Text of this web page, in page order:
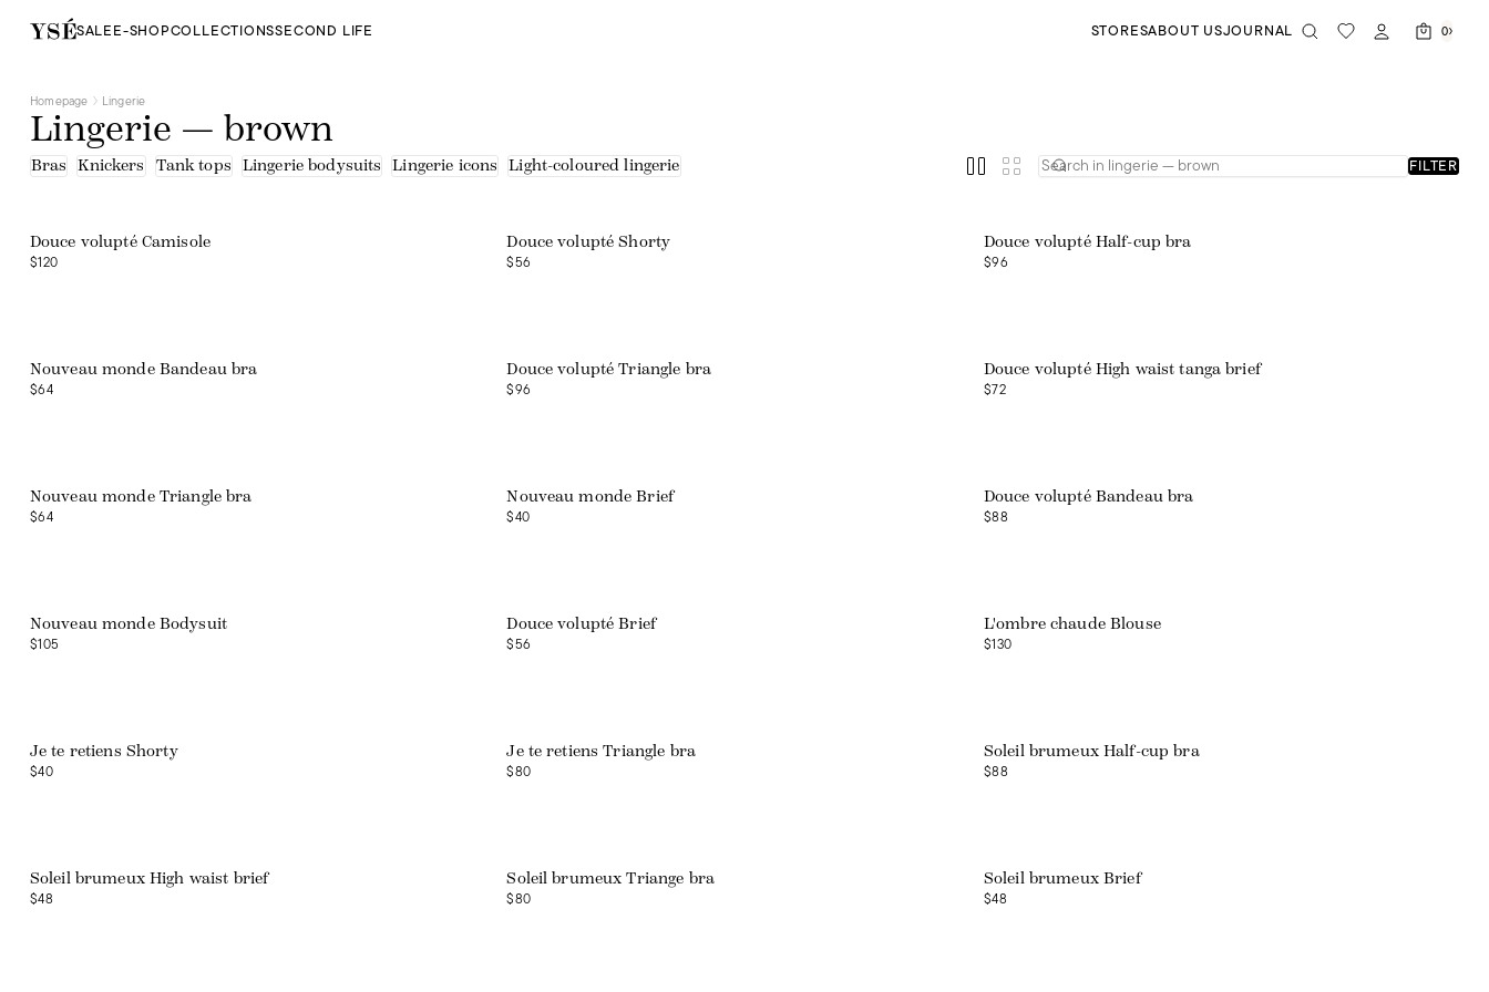
SALEE-SHOPCOLLECTIONSSECOND LIFE STORESABOUT USJOURNAL 0
Homepage Lingerie
Lingerie — brown
Bras Knickers Tank tops Lingerie bodysuits Lingerie icons Light-coloured lingerie FILTER
Douce volupté Camisole
$120
Douce volupté Shorty
$56
Douce volupté Half-cup bra
$96
Nouveau monde Bandeau bra
$64
Douce volupté Triangle bra
$96
Douce volupté High waist tanga brief
$72
Nouveau monde Triangle bra
$64
Nouveau monde Brief
$40
Douce volupté Bandeau bra
$88
Nouveau monde Bodysuit
$105
Douce volupté Brief
$56
L'ombre chaude Blouse
$130
Je te retiens Shorty
$40
Je te retiens Triangle bra
$80
Soleil brumeux Half-cup bra
$88
Soleil brumeux High waist brief
$48
Soleil brumeux Triange bra
$80
Soleil brumeux Brief
$48